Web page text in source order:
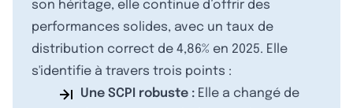
son héritage, elle continue d’offrir des
performances solides, avec un taux de
distribution correct de 4,86% en 2025. Elle
s'identifie à travers trois points :
Une SCPI robuste : Elle a changé de